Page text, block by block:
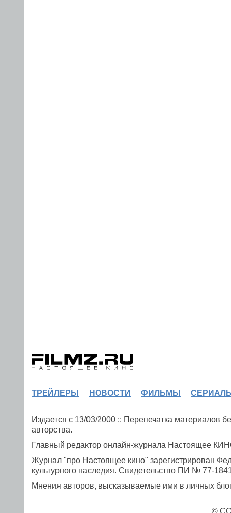
ТРЕЙЛЕРЫ НОВОСТИ ФИЛЬМЫ СЕРИАЛЫ
Издается с 13/03/2000 :: Перепечатка материалов
авторства.
Главный редактор онлайн-журнала Настоящее
Журнал "про Настоящее кино" зарегистрирован
культурного наследия. Свидетельство ПИ № 77-
Мнения авторов, высказываемые ими в личных
©